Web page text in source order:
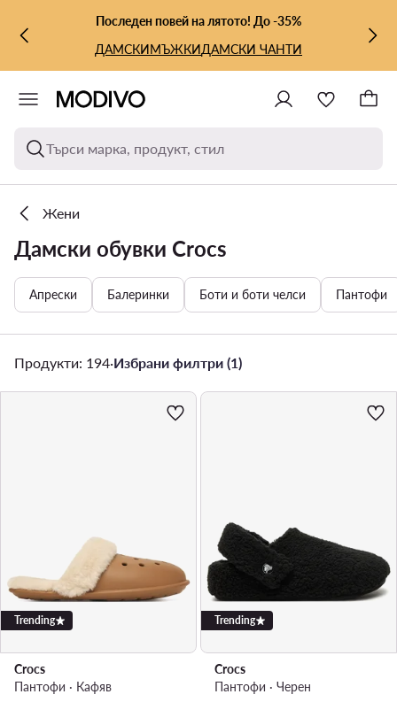
КЪМ ОСНОВНОТО СЪДЪРЖАНИЕ
КЪМ ТЪРСЕНЕПоследен повей на лятото! До -35%
ДАМСКИМЪЖКИДАМСКИ ЧАНТИ
Търси марка, продукт, стил
Жени
Дамски обувки Crocs
Апрески Балеринки Боти и боти челси Пантофи
Продукти: 194·Избрани филтри (1)
Trending
Crocs
Пантофи · Кафяв
Trending
Crocs
Пантофи · Черен